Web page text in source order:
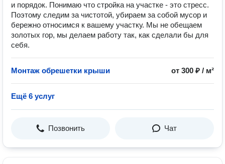
и порядок. Понимаю что стройка на участке - это стресс.
Поэтому следим за чистотой, убираем за собой мусор и
бережно относимся к вашему участку. Мы не обещаем
золотых гор, мы делаем работу так, как сделали бы для
себя.
Монтаж обрешетки крыши от 300 ₽ / м²
Ещё 6 услуг
Позвонить Чат